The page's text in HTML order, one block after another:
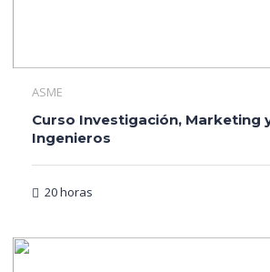
ASME
Curso Investigación, Marketing
Ingenieros
20 horas